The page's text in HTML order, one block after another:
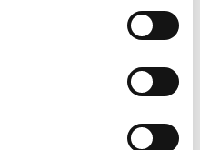
外部サイト）
（
会に関する規律の見直し
た場合における株主総会
直し